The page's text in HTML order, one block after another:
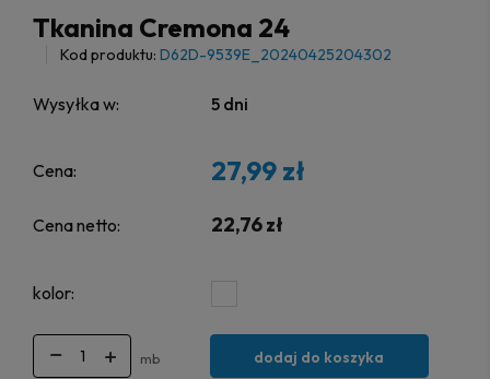
Tkanina Cremona 24
Kod produktu: D62D-9539E_20240425204302
Wysyłka w: 5 dni
Cena: 27,99 zł
Cena netto: 22,76 zł
kolor:
mb dodaj do koszyka